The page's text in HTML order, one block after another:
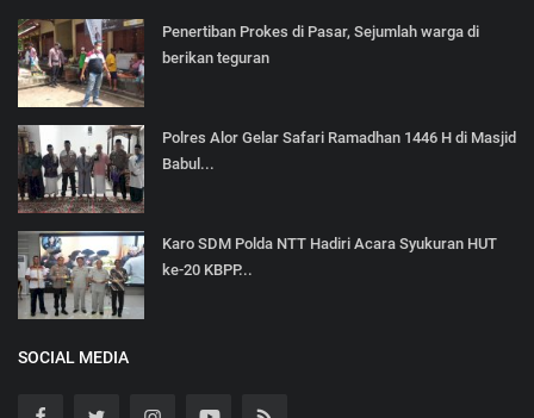
Penertiban Prokes di Pasar, Sejumlah warga di
berikan teguran
Polres Alor Gelar Safari Ramadhan 1446 H di Masjid
Babul...
Karo SDM Polda NTT Hadiri Acara Syukuran HUT
ke-20 KBPP...
SOCIAL MEDIA